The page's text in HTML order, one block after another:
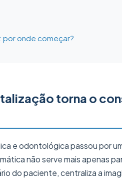
por onde começar?
torna o
e odontológica passou por
não serve mais apenas
do paciente, centraliza a